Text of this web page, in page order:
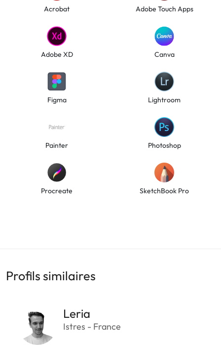
Acrobat Adobe Touch Apps
Adobe XD Canva
Figma Lightroom
Painter Photoshop
Procreate SketchBook Pro
Profils similaires
Leria
Istres - France